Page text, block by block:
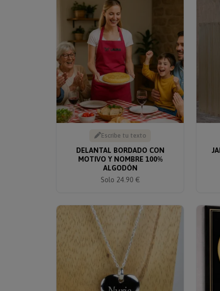
Escribe tu texto
DELANTAL BORDADO CON
MOTIVO Y NOMBRE 100%
ALGODÓN
Solo 24.90 €